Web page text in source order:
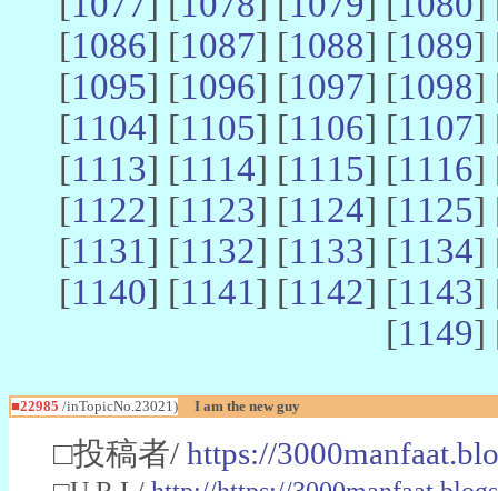
[1086] [1087] [1088] [1089]
[1095] [1096] [1097] [1098]
[1104] [1105] [1106] [1107]
[1113] [1114] [1115] [1116]
[1122] [1123] [1124] [1125]
[1131] [1132] [1133] [1134]
[1140] [1141] [1142] [1143]
[1149]
■22985 /inTopicNo.23021) I am the new guy
□投稿者/ https://